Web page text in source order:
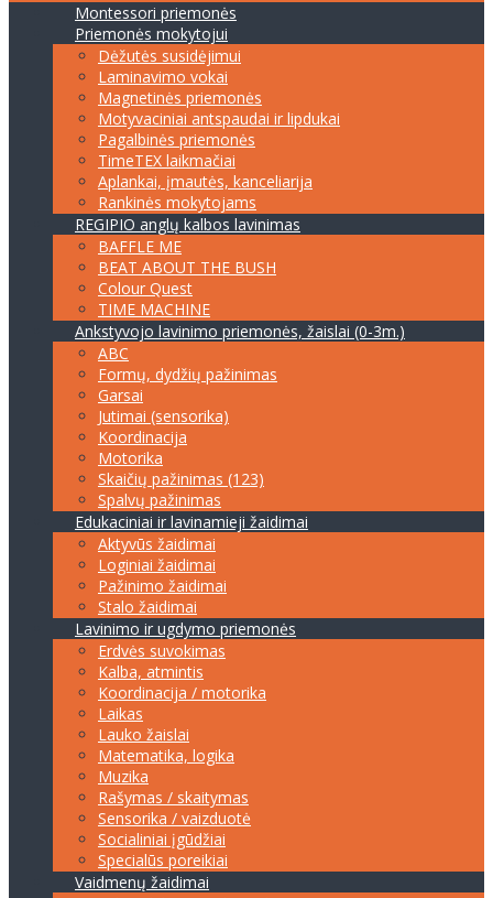
Montessori priemonės
Priemonės mokytojui
Dėžutės susidėjimui
Laminavimo vokai
Magnetinės priemonės
Motyvaciniai antspaudai ir lipdukai
Pagalbinės priemonės
TimeTEX laikmačiai
Aplankai, įmautės, kanceliarija
Rankinės mokytojams
REGIPIO anglų kalbos lavinimas
BAFFLE ME
BEAT ABOUT THE BUSH
Colour Quest
TIME MACHINE
Ankstyvojo lavinimo priemonės, žaislai (0-3m.)
ABC
Formų, dydžių pažinimas
Garsai
Jutimai (sensorika)
Koordinacija
Motorika
Skaičių pažinimas (123)
Spalvų pažinimas
Edukaciniai ir lavinamieji žaidimai
Aktyvūs žaidimai
Loginiai žaidimai
Pažinimo žaidimai
Stalo žaidimai
Lavinimo ir ugdymo priemonės
Erdvės suvokimas
Kalba, atmintis
Koordinacija / motorika
Laikas
Lauko žaislai
Matematika, logika
Muzika
Rašymas / skaitymas
Sensorika / vaizduotė
Socialiniai įgūdžiai
Specialūs poreikiai
Vaidmenų žaidimai